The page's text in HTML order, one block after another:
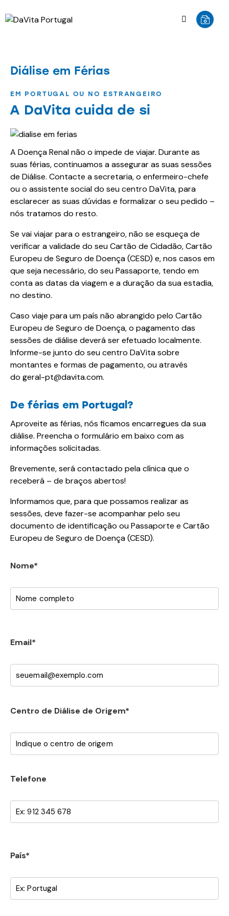
Diálise em Férias
EM PORTUGAL OU NO ESTRANGEIRO
A DaVita cuida de si
A Doença Renal não o impede de viajar. Durante as
suas férias, continuamos a assegurar as suas sessões
de Diálise. Contacte a secretaria, o enfermeiro-chefe
ou o assistente social do seu centro DaVita, para
esclarecer as suas dúvidas e formalizar o seu pedido –
nós tratamos do resto.
Se vai viajar para o estrangeiro, não se esqueça de
verificar a validade do seu Cartão de Cidadão, Cartão
Europeu de Seguro de Doença (CESD) e, nos casos em
que seja necessário, do seu Passaporte, tendo em
conta as datas da viagem e a duração da sua estadia,
no destino.
Caso viaje para um país não abrangido pelo Cartão
Europeu de Seguro de Doença, o pagamento das
sessões de diálise deverá ser efetuado localmente.
Informe-se junto do seu centro DaVita sobre
montantes e formas de pagamento, ou através
do geral-pt@davita.com.
De férias em Portugal?
Aproveite as férias, nós ficamos encarregues da sua
diálise. Preencha o formulário em baixo com as
informações solicitadas.
Brevemente, será contactado pela clínica que o
receberá – de braços abertos!
Informamos que, para que possamos realizar as
sessões, deve fazer-se acompanhar pelo seu
documento de identificação ou Passaporte e Cartão
Europeu de Seguro de Doença (CESD).
Nome*
Email*
Centro de Diálise de Origem*
Telefone
País*